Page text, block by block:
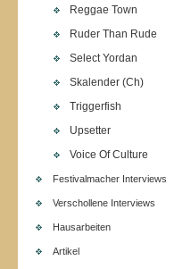
Reggae Town
Ruder Than Rude
Select Yordan
Skalender (Ch)
Triggerfish
Upsetter
Voice Of Culture
Festivalmacher Interviews
Verschollene Interviews
Hausarbeiten
Artikel